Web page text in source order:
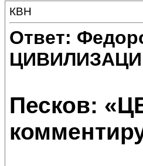
КВН
Ответ:
Песков: